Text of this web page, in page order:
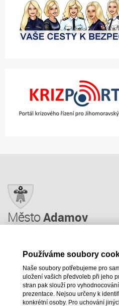
MěstoAdamov
Úřední deska
Informace
Odkazy a rady
ÚP GIS MAPY
Používáme soubory
Naše soubory potřebujeme pro
uložení vašich předvoleb při jeho
stran pak slouží pro
prezentace. Nejsou určeny k
konkrétní osoby. Pro uchování